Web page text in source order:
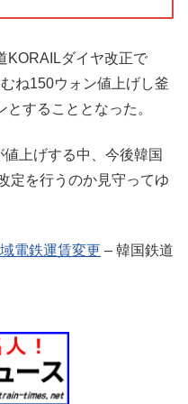
KORAILダイヤ改正で
ね150ウォン値上げし釜
することとなった。
上げする中、今後韓国
定を行うのか見守ってゆ
電鉄運賃変更 – 韓国鉄道